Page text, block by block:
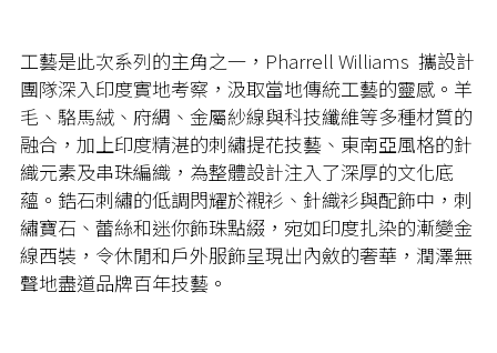
工藝是此次系列的主角之一，Pharrell Williams 攜設計
團隊深入印度實地考察，汲取當地傳統工藝的靈感。羊
毛、駱馬絨、府綢、金屬紗線與科技纖維等多種材質的
融合，加上印度精湛的刺繡提花技藝、東南亞風格的針
織元素及串珠編織，為整體設計注入了深厚的文化底
蘊。鋯石刺繡的低調閃耀於襯衫、針織衫與配飾中，刺
繡寶石、蕾絲和迷你飾珠點綴，宛如印度扎染的漸變金
線西裝，令休閒和戶外服飾呈現出內斂的奢華，潤澤無
聲地盡道品牌百年技藝。